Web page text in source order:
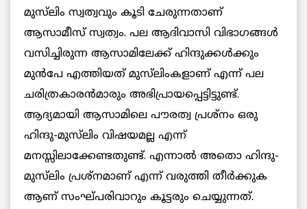
മുസ്‌ലിം സ്വത്വവും കൂടി ചേരുന്നതാണ്
ആസാമീസ് സ്വത്വം. പല ആദിവാസി വിഭാഗങ്ങള്‍
വസിച്ചിരുന്ന ആസാമിലേക്ക് ഹിന്ദുക്കള്‍ക്കും
മുന്‍പേ എത്തിയത് മുസ്‌ലിംകളാണ് എന്ന് പല
ചരിത്രകാരന്‍മാരും അഭിപ്രായപ്പെട്ടിട്ടുണ്ട്.
ആദ്യമായി ആസാമിലെ പൗരത്വ പ്രശ്‌നം ഒരു
ഹിന്ദു-മുസ്‌ലിം വിഷയമല്ല എന്ന്
മനസ്സിലാക്കേണ്ടതുണ്ട്. എന്നാല്‍ അതൊ ഹിന്ദു-
മുസ്‌ലിം പ്രശ്‌നമാണ് എന്ന് വരുത്തി തീര്‍ക്കുക
ആണ് സംഘ്പരിവാറും കൂട്ടരും ചെയ്യുന്നത്.